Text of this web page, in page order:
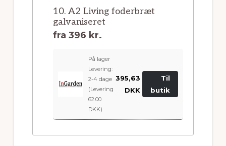
10. A2 Living foderbræt
galvaniseret
fra 396 kr.
På lager
Levering:
2-4 dage
(Levering
62.00
DKK)
395,63
DKK
Til
butik